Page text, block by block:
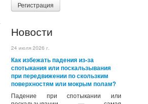
Регистрация
Новости
24 июля 2026 г.
Как избежать падения из-за
спотыкания или поскальзывания
при передвижении по скользким
поверхностям или мокрым полам?
Падение при спотыкании или